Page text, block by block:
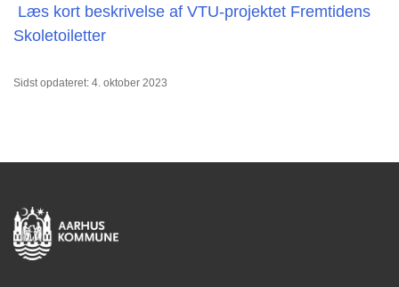
Læs kort beskrivelse af VTU-projektet Fremtidens
Skoletoiletter
Sidst opdateret: 4. oktober 2023